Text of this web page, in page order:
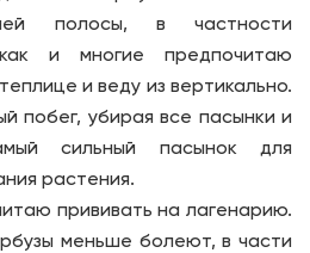
полосы, в частности
и многие предпочитаю
и веду из вертикально.
побег, убирая все пасынки и
сильный пасынок для
растения.
прививать на лагенарию.
меньше болеют, в части